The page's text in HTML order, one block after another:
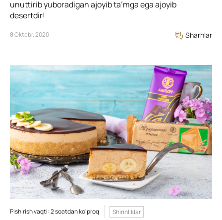
unuttirib yuboradigan ajoyib ta’mga ega ajoyib
desertdir!
8 Oktabr, 2020 Sharhlar
Pishirish vaqti: 2 soatdan ko'proq Shirinliklar